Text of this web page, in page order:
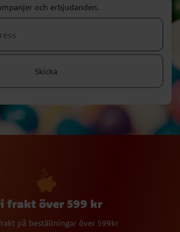
och erbjudanden.
Skicka
frakt över 599 kr
på beställningar över 599kr